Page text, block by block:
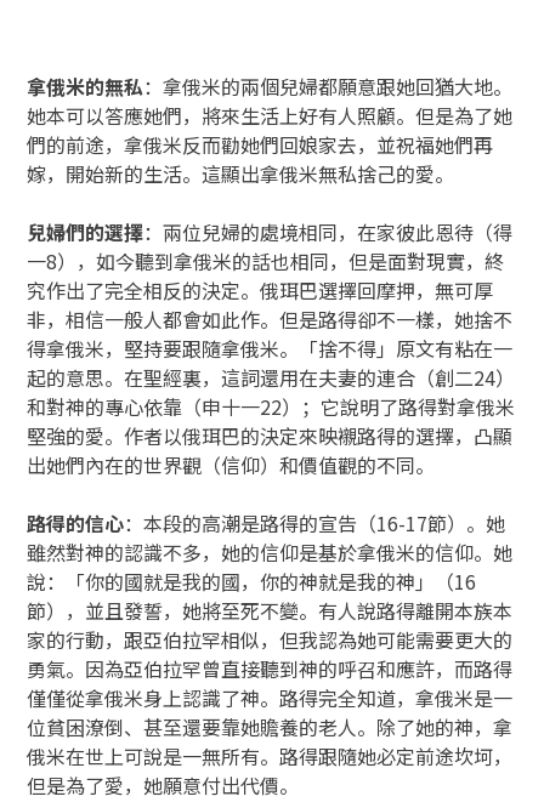
拿俄米的無私：拿俄米的兩個兒婦都願意跟她回猶大地。
她本可以答應她們，將來生活上好有人照顧。但是為了她
們的前途，拿俄米反而勸她們回娘家去，並祝福她們再
嫁，開始新的生活。這顯出拿俄米無私捨己的愛。
兒婦們的選擇：兩位兒婦的處境相同，在家彼此恩待（得
一8），如今聽到拿俄米的話也相同，但是面對現實，終
究作出了完全相反的決定。俄珥巴選擇回摩押，無可厚
非，相信一般人都會如此作。但是路得卻不一樣，她捨不
得拿俄米，堅持要跟隨拿俄米。「捨不得」原文有粘在一
起的意思。在聖經裏，這詞還用在夫妻的連合（創二24）
和對神的專心依靠（申十一22）；它說明了路得對拿俄米
堅強的愛。作者以俄珥巴的決定來映襯路得的選擇，凸顯
出她們內在的世界觀（信仰）和價值觀的不同。
路得的信心：本段的高潮是路得的宣告（16-17節）。她
雖然對神的認識不多，她的信仰是基於拿俄米的信仰。她
說：「你的國就是我的國，你的神就是我的神」（16
節），並且發誓，她將至死不變。有人說路得離開本族本
家的行動，跟亞伯拉罕相似，但我認為她可能需要更大的
勇氣。因為亞伯拉罕曾直接聽到神的呼召和應許，而路得
僅僅從拿俄米身上認識了神。路得完全知道，拿俄米是一
位貧困潦倒、甚至還要靠她贍養的老人。除了她的神，拿
俄米在世上可說是一無所有。路得跟隨她必定前途坎坷，
但是為了愛，她願意付出代價。